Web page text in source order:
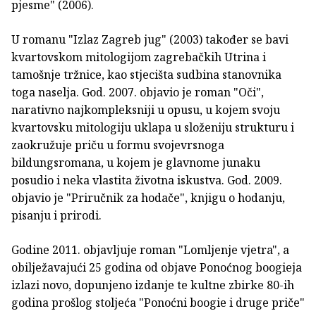
pjesme" (2006).
U romanu "Izlaz Zagreb jug" (2003) također se bavi
kvartovskom mitologijom zagrebačkih Utrina i
tamošnje tržnice, kao stjecišta sudbina stanovnika
toga naselja. God. 2007. objavio je roman "Oči",
narativno najkompleksniji u opusu, u kojem svoju
kvartovsku mitologiju uklapa u složeniju strukturu i
zaokružuje priču u formu svojevrsnoga
bildungsromana, u kojem je glavnome junaku
posudio i neka vlastita životna iskustva. God. 2009.
objavio je "Priručnik za hodače", knjigu o hodanju,
pisanju i prirodi.
Godine 2011. objavljuje roman "Lomljenje vjetra", a
obilježavajući 25 godina od objave Ponoćnog boogieja
izlazi novo, dopunjeno izdanje te kultne zbirke 80-ih
godina prošlog stoljeća "Ponoćni boogie i druge priče"